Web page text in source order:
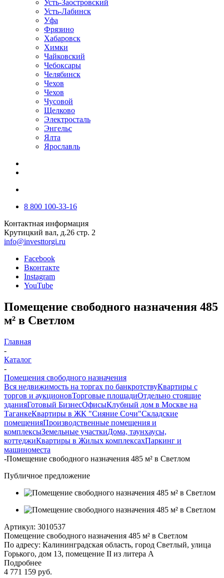
Усть-Заостровский
Усть-Лабинск
Уфа
Фрязино
Хабаровск
Химки
Чайковский
Чебоксары
Челябинск
Чехов
Чехов
Чусовой
Щелково
Электросталь
Энгельс
Ялта
Ярославль
8 800 100-33-16
Контактная информация
Крутицкий вал, д.26 стр. 2
info@investtorgi.ru
Facebook
Вконтакте
Instagram
YouTube
Помещение свободного назначения 485
м² в Светлом
Главная
-
Каталог
-
Помещения свободного назначения
Вся недвижимость на торгах по банкротствуКвартиры с
торгов и аукционовТорговые площадиОтдельно стоящие
зданияГотовый БизнесОфисыКлубный дом в Москве на
ТаганкеКвартиры в ЖК "Сияние Сочи"Складские
помещенияПроизводственные помещения и
комплексыЗемельные участкиДома, таунхаусы,
коттеджиКвартиры в Жилых комплексахПаркинг и
машиноместа
-Помещение свободного назначения 485 м² в Светлом
Публичное предложение
Артикул: 3010537
Помещение свободного назначения 485 м² в Светлом
По адресу: Калининградская область, город Светлый, улица
Горького, дом 13, помещение II из литера А
Подробнее
4 771 159 руб.